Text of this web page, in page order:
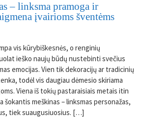
– linksma pramoga ir
įvairioms šventėms
vis kūrybiškesnės, o renginių
ieško naujų būdų nustebinti svečius
emocijas. Vien tik dekoracijų ar tradicinių
todėl vis daugiau dėmesio skiriama
Viena iš tokių pastaraisiais metais itin
šokantis meškinas – linksmas personažas,
tiek suaugusiuosius. […]